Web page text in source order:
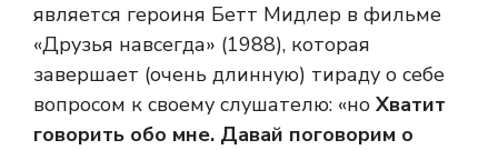
является героиня Бетт Мидлер в фильме
«Друзья навсегда» (1988), которая
завершает (очень длинную) тираду о себе
вопросом к своему слушателю: «но Хватит
говорить обо мне. Давай поговорим о